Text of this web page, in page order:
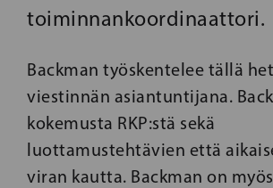
toiminnankoordinaattori.
Backman työskentelee tällä
viestinnän asiantuntijana.
kokemusta RKP:stä sekä
luottamustehtävien että
viran kautta. Backman on myös